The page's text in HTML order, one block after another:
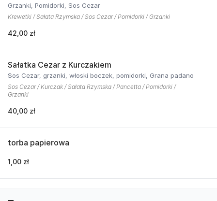
Grzanki, Pomidorki, Sos Cezar
Krewetki / Sałata Rzymska / Sos Cezar / Pomidorki / Grzanki
42,00 zł
Sałatka Cezar z Kurczakiem
Sos Cezar, grzanki, włoski boczek, pomidorki, Grana padano
Sos Cezar / Kurczak / Sałata Rzymska / Pancetta / Pomidorki /
Grzanki
40,00 zł
torba papierowa
1,00 zł